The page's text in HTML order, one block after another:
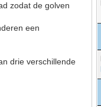
zodat de golven
een
drie verschillende